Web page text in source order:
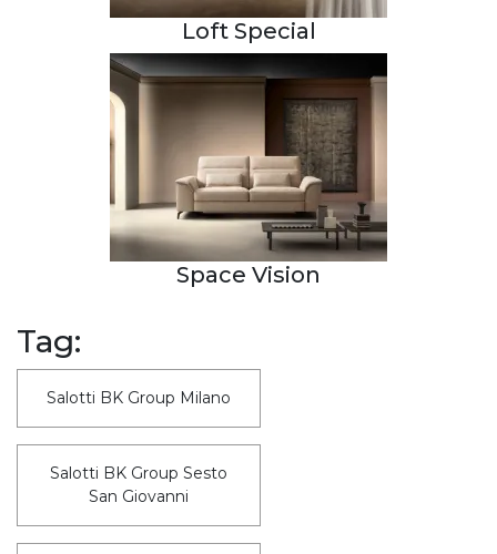
Loft Special
Space Vision
Tag:
Salotti BK Group Milano
Salotti BK Group Sesto
San Giovanni